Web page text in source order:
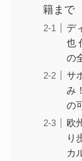
籍まで
デ
也
の
サ
み
の
欧
り
カ